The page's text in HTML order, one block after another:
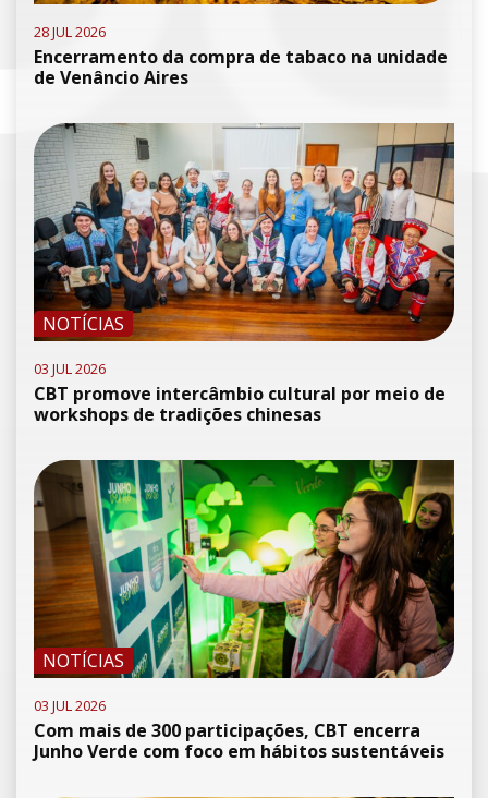
28 JUL 2026
Encerramento da compra de tabaco na unidade
de Venâncio Aires
NOTÍCIAS
03 JUL 2026
CBT promove intercâmbio cultural por meio de
workshops de tradições chinesas
NOTÍCIAS
03 JUL 2026
Com mais de 300 participações, CBT encerra
Junho Verde com foco em hábitos sustentáveis